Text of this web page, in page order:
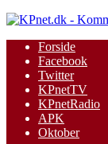
Forside
Facebook
Twitter
KPnetTV
KPnetRadio
APK
Oktober